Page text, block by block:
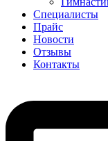
Специалисты
Прайс
Новости
Отзывы
Контакты